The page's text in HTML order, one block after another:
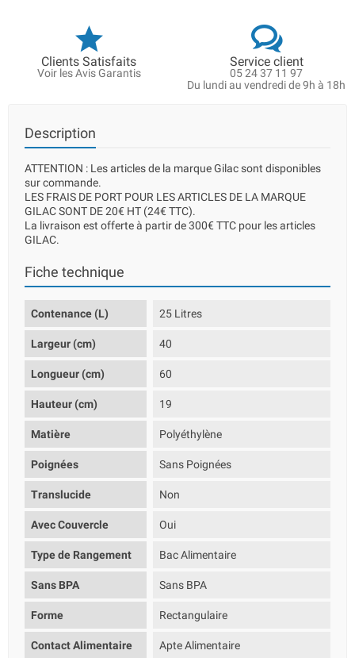
Clients Satisfaits
Voir les Avis Garantis
Service client
05 24 37 11 97
Du lundi au vendredi de 9h à 18h
Description
ATTENTION : Les articles de la marque Gilac sont disponibles
sur commande.
LES FRAIS DE PORT POUR LES ARTICLES DE LA MARQUE
GILAC SONT DE 20€ HT (24€ TTC).
La livraison est offerte à partir de 300€ TTC pour les articles
GILAC.
Fiche technique
Contenance (L) 25 Litres
Largeur (cm) 40
Longueur (cm) 60
Hauteur (cm) 19
Matière Polyéthylène
Poignées Sans Poignées
Translucide Non
Avec Couvercle Oui
Type de Rangement Bac Alimentaire
Sans BPA Sans BPA
Forme Rectangulaire
Contact Alimentaire Apte Alimentaire